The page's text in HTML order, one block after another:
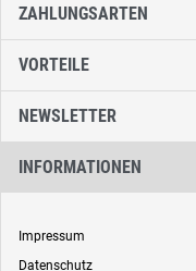
ZAHLUNGSARTEN
VORTEILE
NEWSLETTER
INFORMATIONEN
Impressum
Datenschutz